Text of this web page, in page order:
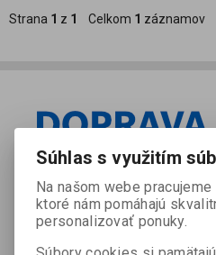
Strana 1 z 1 Celkom 1 záznamov
Súhlas s využitím
Na našom webe
ktoré nám pomáhajú
personalizovať ponuky.